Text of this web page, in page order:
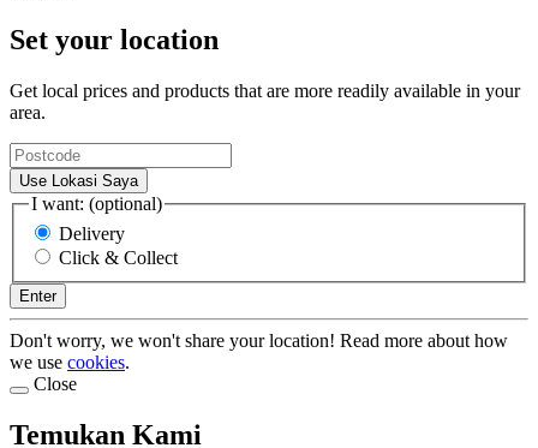
Set your location
Get local prices and products that are more readily available in your
area.
Use Lokasi Saya
I want: (optional)
Delivery
Click & Collect
Enter
Don't worry, we won't share your location! Read more about how
we use cookies.
Close
Temukan Kami